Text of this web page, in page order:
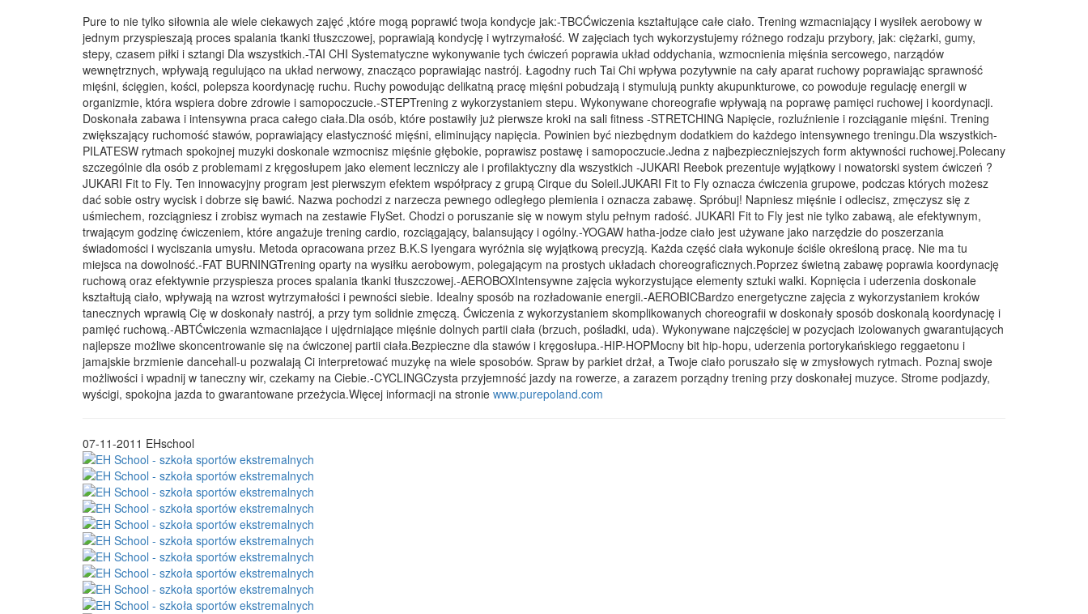
Pure to nie tylko siłownia ale wiele ciekawych zajęć ,które mogą poprawić twoja kondycje jak:-TBCĆwiczenia kształtujące całe ciało. Trening wzmacniający i wysiłek aerobowy w
jednym przyspieszają proces spalania tkanki tłuszczowej, poprawiają kondycję i wytrzymałość. W zajęciach tych wykorzystujemy różnego rodzaju przybory, jak: ciężarki, gumy,
stepy, czasem piłki i sztangi Dla wszystkich.-TAI CHI Systematyczne wykonywanie tych ćwiczeń poprawia układ oddychania, wzmocnienia mięśnia sercowego, narządów
wewnętrznych, wpływają regulująco na układ nerwowy, znacząco poprawiając nastrój. Łagodny ruch Tai Chi wpływa pozytywnie na cały aparat ruchowy poprawiając sprawność
mięśni, ścięgien, kości, polepsza koordynację ruchu. Ruchy powodując delikatną pracę mięśni pobudzają i stymulują punkty akupunkturowe, co powoduje regulację energii w
organizmie, która wspiera dobre zdrowie i samopoczucie.-STEPTrening z wykorzystaniem stepu. Wykonywane choreografie wpływają na poprawę pamięci ruchowej i koordynacji.
Doskonała zabawa i intensywna praca całego ciała.Dla osób, które postawiły już pierwsze kroki na sali fitness -STRETCHING Napięcie, rozluźnienie i rozciąganie mięśni. Trening
zwiększający ruchomość stawów, poprawiający elastyczność mięśni, eliminujący napięcia. Powinien być niezbędnym dodatkiem do każdego intensywnego treningu.Dla wszystkich-
PILATESW rytmach spokojnej muzyki doskonale wzmocnisz mięśnie głębokie, poprawisz postawę i samopoczucie.Jedna z najbezpieczniejszych form aktywności ruchowej.Polecany
szczególnie dla osób z problemami z kręgosłupem jako element leczniczy ale i profilaktyczny dla wszystkich -JUKARI Reebok prezentuje wyjątkowy i nowatorski system ćwiczeń ?
JUKARI Fit to Fly. Ten innowacyjny program jest pierwszym efektem współpracy z grupą Cirque du Soleil.JUKARI Fit to Fly oznacza ćwiczenia grupowe, podczas których możesz
dać sobie ostry wycisk i dobrze się bawić. Nazwa pochodzi z narzecza pewnego odległego plemienia i oznacza zabawę. Spróbuj! Napniesz mięśnie i odlecisz, zmęczysz się z
uśmiechem, rozciągniesz i zrobisz wymach na zestawie FlySet. Chodzi o poruszanie się w nowym stylu pełnym radość. JUKARI Fit to Fly jest nie tylko zabawą, ale efektywnym,
trwającym godzinę ćwiczeniem, które angażuje trening cardio, rozciągający, balansujący i ogólny.-YOGAW hatha-jodze ciało jest używane jako narzędzie do poszerzania
świadomości i wyciszania umysłu. Metoda opracowana przez B.K.S Iyengara wyróżnia się wyjątkową precyzją. Każda część ciała wykonuje ściśle określoną pracę. Nie ma tu
miejsca na dowolność.-FAT BURNINGTrening oparty na wysiłku aerobowym, polegającym na prostych układach choreograficznych.Poprzez świetną zabawę poprawia koordynację
ruchową oraz efektywnie przyspiesza proces spalania tkanki tłuszczowej.-AEROBOXIntensywne zajęcia wykorzystujące elementy sztuki walki. Kopnięcia i uderzenia doskonale
kształtują ciało, wpływają na wzrost wytrzymałości i pewności siebie. Idealny sposób na rozładowanie energii.-AEROBICBardzo energetyczne zajęcia z wykorzystaniem kroków
tanecznych wprawią Cię w doskonały nastrój, a przy tym solidnie zmęczą. Ćwiczenia z wykorzystaniem skomplikowanych choreografii w doskonały sposób doskonalą koordynację i
pamięć ruchową.-ABTĆwiczenia wzmacniające i ujędrniające mięśnie dolnych partii ciała (brzuch, pośladki, uda). Wykonywane najczęściej w pozycjach izolowanych gwarantujących
najlepsze możliwe skoncentrowanie się na ćwiczonej partii ciała.Bezpieczne dla stawów i kręgosłupa.-HIP-HOPMocny bit hip-hopu, uderzenia portorykańskiego reggaetonu i
jamajskie brzmienie dancehall-u pozwalają Ci interpretować muzykę na wiele sposobów. Spraw by parkiet drżał, a Twoje ciało poruszało się w zmysłowych rytmach. Poznaj swoje
możliwości i wpadnij w taneczny wir, czekamy na Ciebie.-CYCLINGCzysta przyjemność jazdy na rowerze, a zarazem porządny trening przy doskonałej muzyce. Strome podjazdy,
wyścigi, spokojna jazda to gwarantowane przeżycia.Więcej informacji na stronie www.purepoland.com
07-11-2011 EHschool